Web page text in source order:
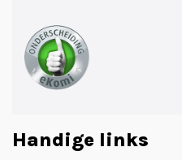
Handige links